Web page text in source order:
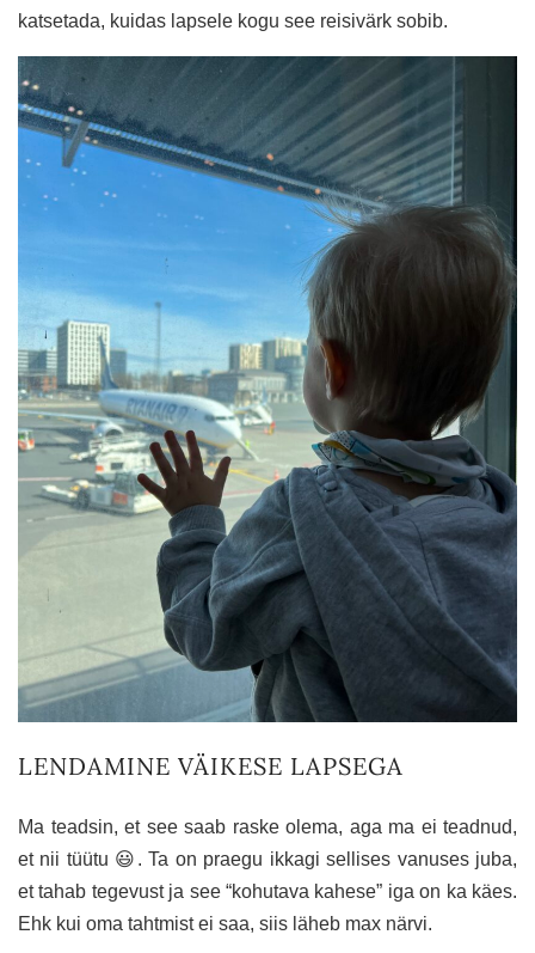
katsetada, kuidas lapsele kogu see reisivärk sobib.
LENDAMINE VÄIKESE LAPSEGA
Ma teadsin, et see saab raske olema, aga ma ei teadnud,
et nii tüütu 😃. Ta on praegu ikkagi sellises vanuses juba,
et tahab tegevust ja see “kohutava kahese” iga on ka käes.
Ehk kui oma tahtmist ei saa, siis läheb max närvi.